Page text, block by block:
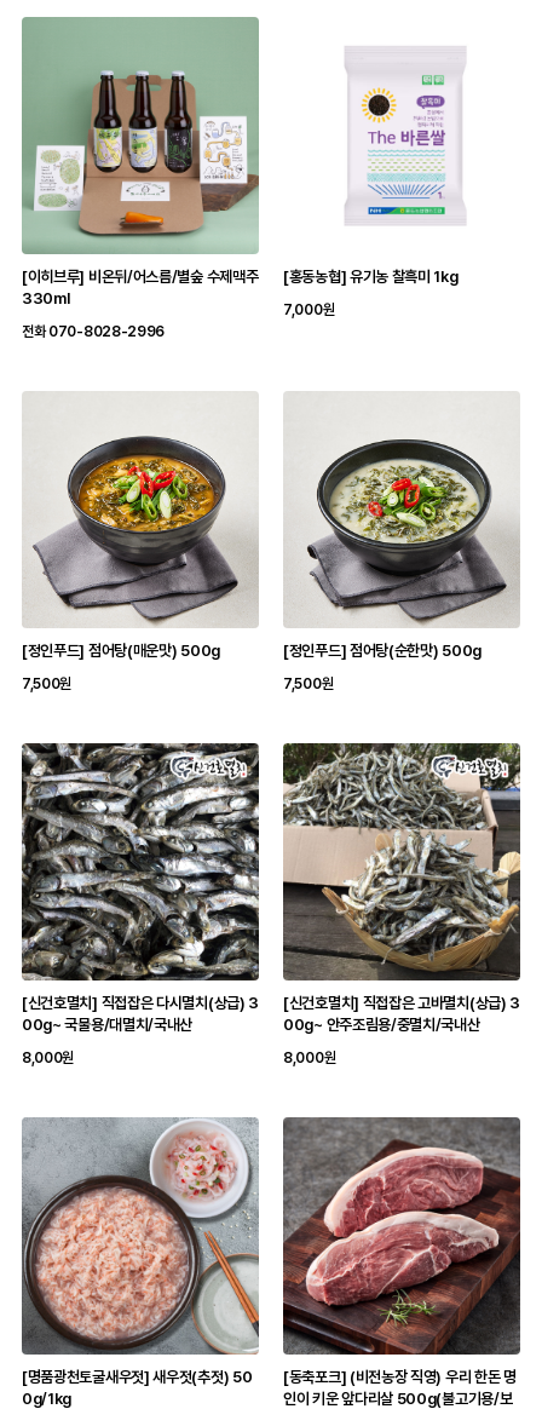
[이히브루] 비온뒤/어스름/별숲 수제맥주
330ml
전화 070-8028-2996
[홍동농협] 유기농 찰흑미 1kg
7,000원
[정인푸드] 점어탕(매운맛) 500g
7,500원
[정인푸드] 점어탕(순한맛) 500g
7,500원
[신건호멸치] 직접잡은 다시멸치(상급) 3
00g~ 국물용/대멸치/국내산
8,000원
[신건호멸치] 직접잡은 고바멸치(상급) 3
00g~ 안주조림용/중멸치/국내산
8,000원
[명품광천토굴새우젓] 새우젓(추젓) 50
0g/1kg
[동축포크] (비전농장 직영) 우리 한돈 명
인이 키운 앞다리살 500g(불고기용/보